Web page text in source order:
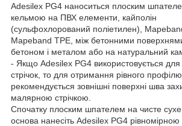
Adesilex PG4 наноситься плоским
кельмою на ПВХ елементи, кайполін
(сульфохлорований поліетилен),
Mapeband TPE, між бетонними
бетоном і металом або на натуральний
- Якщо Adesilex PG4 використовується
стрічок, то для отримання рівного профілю
рекомендується зовнішні поверхні шва
малярною стрічкою.
Спочатку плоским шпателем на чисте сухе
основа нанесіть Adesilex PG4 рівномірною